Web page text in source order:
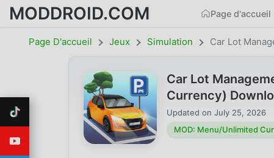
MODDROID.COM Page d'accueil
Page D'accueil Jeux Simulation Car Lot
Car Lot
Currency)
Updated on July 25, 2026
MOD: Menu/Unlimited